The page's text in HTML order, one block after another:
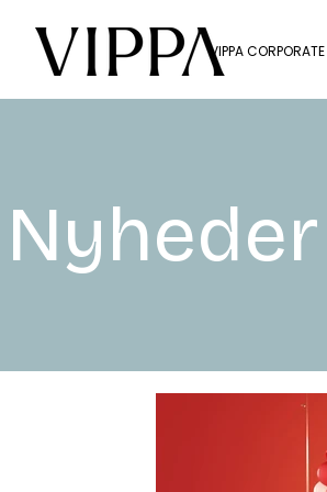
VIPPA CORPORATE
Nyheder